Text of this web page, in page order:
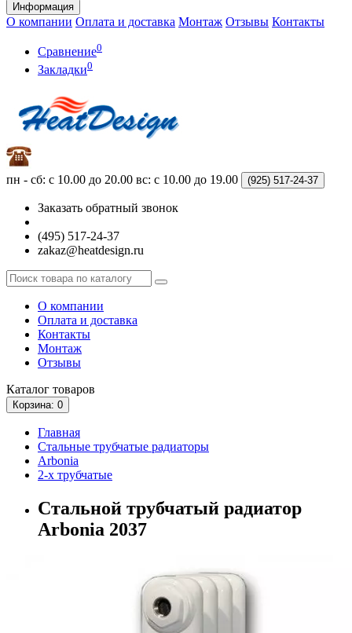
Информация
О компании Оплата и доставка Монтаж Отзывы Контакты
Сравнение0
Закладки0
пн - сб: с 10.00 до 20.00 вс: с 10.00 до 19.00 (925) 517-24-37
Заказать обратный звонок
(495) 517-24-37
zakaz@heatdesign.ru
О компании
Оплата и доставка
Контакты
Монтаж
Отзывы
Каталог товаров
Корзина: 0
Главная
Стальные трубчатые радиаторы
Arbonia
2-х трубчатые
Стальной трубчатый радиатор
Arbonia 2037